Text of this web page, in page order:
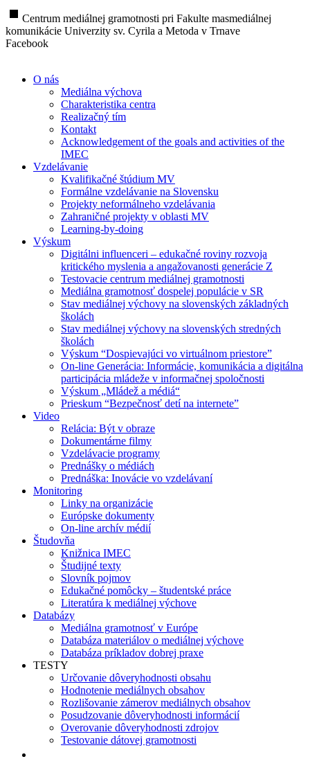
stop Centrum mediálnej gramotnosti pri Fakulte masmediálnej
komunikácie Univerzity sv. Cyrila a Metoda v Trnave
Facebook
O nás
Mediálna výchova
Charakteristika centra
Realizačný tím
Kontakt
Acknowledgement of the goals and activities of the
IMEC
Vzdelávanie
Kvalifikačné štúdium MV
Formálne vzdelávanie na Slovensku
Projekty neformálneho vzdelávania
Zahraničné projekty v oblasti MV
Learning-by-doing
Výskum
Digitálni influenceri – edukačné roviny rozvoja
kritického myslenia a angažovanosti generácie Z
Testovacie centrum mediálnej gramotnosti
Mediálna gramotnosť dospelej populácie v SR
Stav mediálnej výchovy na slovenských základných
školách
Stav mediálnej výchovy na slovenských stredných
školách
Výskum “Dospievajúci vo virtuálnom priestore”
On-line Generácia: Informácie, komunikácia a digitálna
participácia mládeže v informačnej spoločnosti
Výskum „Mládež a médiá“
Prieskum “Bezpečnosť detí na internete”
Video
Relácia: Být v obraze
Dokumentárne filmy
Vzdelávacie programy
Prednášky o médiách
Prednáška: Inovácie vo vzdelávaní
Monitoring
Linky na organizácie
Európske dokumenty
On-line archív médií
Študovňa
Knižnica IMEC
Študijné texty
Slovník pojmov
Edukačné pomôcky – študentské práce
Literatúra k mediálnej výchove
Databázy
Mediálna gramotnosť v Európe
Databáza materiálov o mediálnej výchove
Databáza príkladov dobrej praxe
TESTY
Určovanie dôveryhodnosti obsahu
Hodnotenie mediálnych obsahov
Rozlišovanie zámerov mediálnych obsahov
Posudzovanie dôveryhodnosti informácií
Overovanie dôveryhodnosti zdrojov
Testovanie dátovej gramotnosti